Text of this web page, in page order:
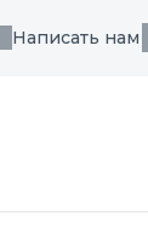
Написать нам